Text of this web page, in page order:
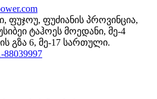
ფუჯოუ, ფუძიანის პროვინცია,
ტაჰოეს მოედანი, მე-4
გზა 6, მე-17 სართული.